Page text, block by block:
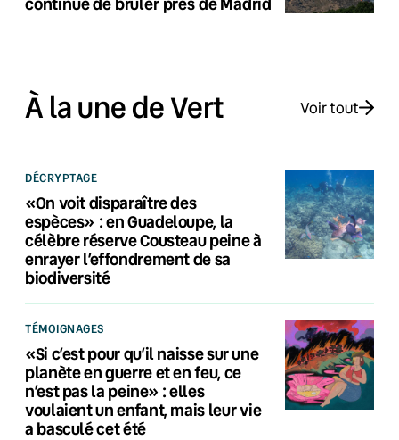
À la une de Vert Voir tout
DÉCRYPTAGE
«On voit disparaître des
espèces» : en Guadeloupe, la
célèbre réserve Cousteau peine à
enrayer l’effondrement de sa
biodiversité
TÉMOIGNAGES
«Si c’est pour qu’il naisse sur une
planète en guerre et en feu, ce
n’est pas la peine» : elles
voulaient un enfant, mais leur vie
a basculé cet été